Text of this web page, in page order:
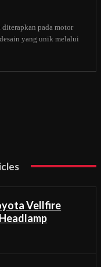
pada motor
yang unik melalui
Vellfire